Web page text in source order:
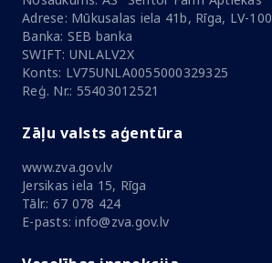
A00147
Farmaceits: Ērika Pētersone, F-2146
Sertifikāts veterināro zāļu izplatīšanai
V-1511-25
Nosaukums: AS "Sentor Farm Aptiekas"
Adrese: Mūkusalas iela 41b, Rīga, LV-1004
Banka: SEB banka
SWIFT: UNLALV2X
Konts: LV75UNLA0055000329325
Reģ. Nr.: 55403012521